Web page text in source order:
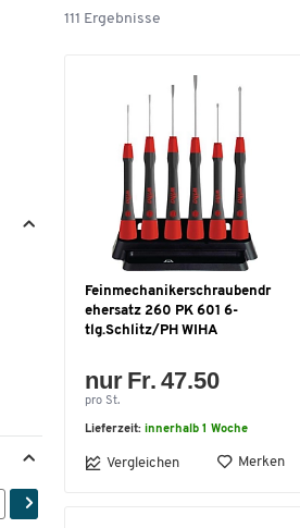
111 Ergebnisse
Feinmechanikerschraubendr
ehersatz 260 PK 601 6-
tlg.Schlitz/PH WIHA
nur Fr. 47.50
pro St.
Lieferzeit: innerhalb 1 Woche
Vergleichen Merken